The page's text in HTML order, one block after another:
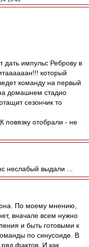
дать импульс Реброву в
который
команду на первый
домашнем стадио
сезончик то
повязку отобрали - не
неслабый выдали ...
По моему мнению,
вначале всем нужно
и быть готовыми к
по синусоиде. В
ряд фактов. И как